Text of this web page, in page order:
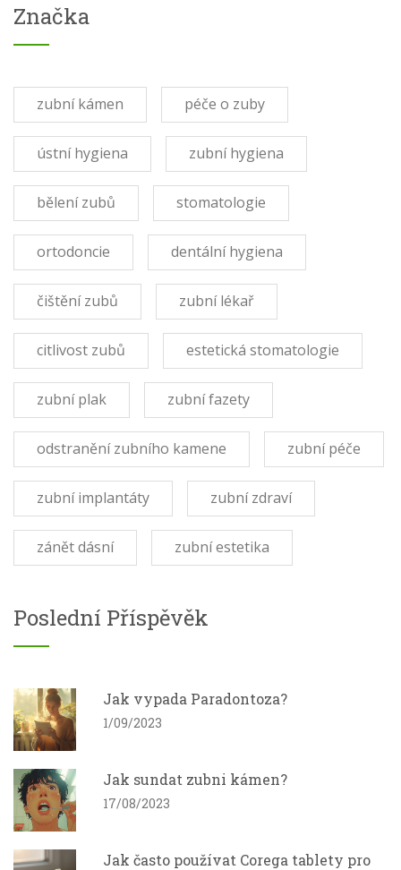
Značka
zubní kámen péče o zuby
ústní hygiena zubní hygiena
bělení zubů stomatologie
ortodoncie dentální hygiena
čištění zubů zubní lékař
citlivost zubů estetická stomatologie
zubní plak zubní fazety
odstranění zubního kamene zubní péče
zubní implantáty zubní zdraví
zánět dásní zubní estetika
Poslední Příspěvěk
Jak vypada Paradontoza?
1/09/2023
Jak sundat zubni kámen?
17/08/2023
Jak často používat Corega tablety pro